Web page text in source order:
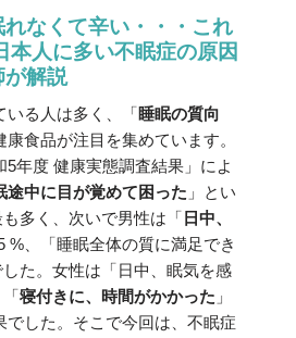
れなくて辛い・・・これ
本人に多い不眠症の原因
が解説
いる人は多く、「睡眠の質向
康食品が注目を集めています。
5年度 健康実態調査結果」によ
途中に目が覚めて困った 」とい
多く、次いで男性は「 日中、
%、「睡眠全体の質に満足でき
た。女性は「日中、眠気を感
寝付きに、時間がかかった 」
でした。そこで今回は、不眠症